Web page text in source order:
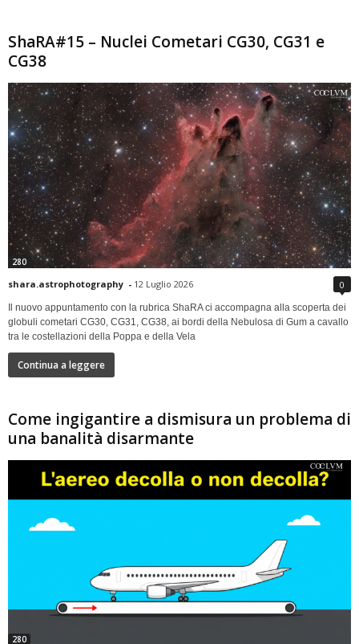
ShaRA#15 – Nuclei Cometari CG30, CG31 e
CG38
280
shara.astrophotography - 12 Luglio 2026 0
Il nuovo appuntamento con la rubrica ShaRA ci accompagna alla scoperta dei
globuli cometari CG30, CG31, CG38, ai bordi della Nebulosa di Gum a cavallo
tra le costellazioni della Poppa e della Vela
Continua a leggere
Come ingigantire a dismisura un problema di
una banalità disarmante
280